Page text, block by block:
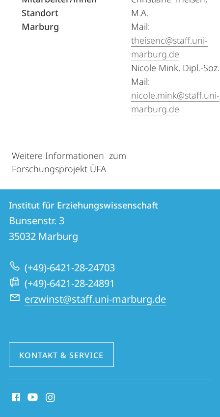
Standort
Marburg
M.A.
Mail:
theisenc@staff.uni-
marburg.de
Nicole Mink, Dipl.-Soz.
Mail:
nicole.mink@staff.uni-
marburg.de
Weitere Informationen zum
Forschungsprojekt ÜFA
Kontakt
und
Informationen
zur
Website
Kontaktinformationen
Institut
für
Erziehungswissenschaft
Institut für Erziehungswissenschaft
Bunsenstr. 3
35032 Marburg
(+49)-6421-28-24703
(+49)-6421-28-24891
erzwinst@staff.uni-marburg.de
KONTAKT & SERVICE
Media